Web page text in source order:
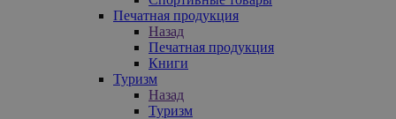
Печатная продукция
Назад
Печатная продукция
Книги
Туризм
Назад
Туризм